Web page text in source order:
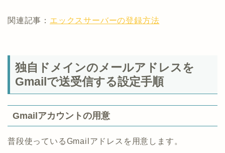
関連記事： エックスサーバーの登録方法
独自ドメインのメールアドレスを
Gmailで送受信する設定手順
Gmailアカウントの用意
普段使っているGmailアドレスを用意します。